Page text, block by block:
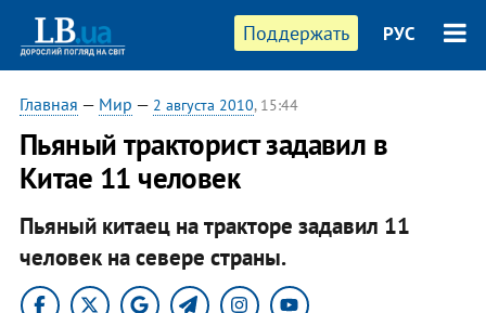
Поддержать РУС
Главная — Мир — 2 августа 2010, 15:44
Пьяный тракторист задавил в
Китае 11 человек
Пьяный китаец на тракторе задавил 11
человек на севере страны.